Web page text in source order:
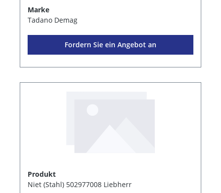
Marke
Tadano Demag
Fordern Sie ein Angebot an
Produkt
Niet (Stahl) 502977008 Liebherr